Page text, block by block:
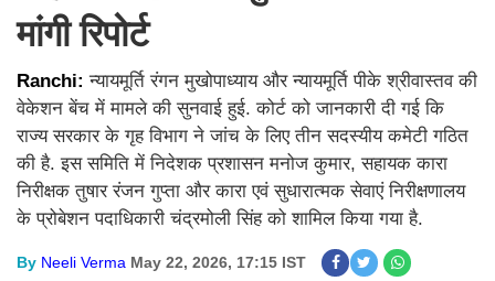
मांगी रिपोर्ट
Ranchi:न्यायमूर्ति रंगन मुखोपाध्याय और न्यायमूर्ति पीके श्रीवास्तव की
वेकेशन बेंच में मामले की सुनवाई हुई. कोर्ट को जानकारी दी गई कि
राज्य सरकार के गृह विभाग ने जांच के लिए तीन सदस्यीय कमेटी गठित
की है. इस समिति में निदेशक प्रशासन मनोज कुमार, सहायक कारा
निरीक्षक तुषार रंजन गुप्ता और कारा एवं सुधारात्मक सेवाएं निरीक्षणालय
के प्रोबेशन पदाधिकारी चंद्रमोली सिंह को शामिल किया गया है.
By Neeli Verma May 22, 2026, 17:15 IST